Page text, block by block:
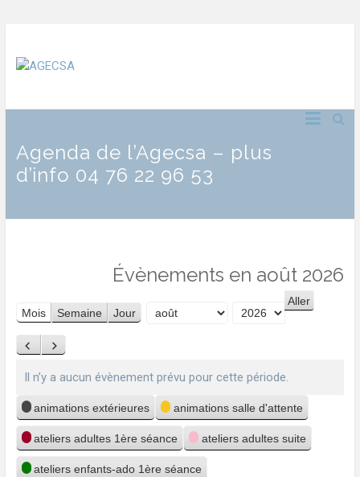
Agenda de l’Agecsa – plus
d’info 04 76 22 96 53
Évènements en août 2026
Mois Semaine Jour
Précédent
Suivant
Il n’y a aucun évènement prévu pour cette période.
Catégories
animations extérieures animations salle d'attente
ateliers adultes 1ère séance ateliers adultes suite
ateliers enfants-ado 1ère séance